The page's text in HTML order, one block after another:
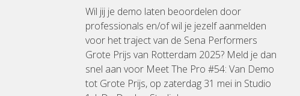
Wil jij je demo laten beoordelen door
professionals en/of wil je jezelf aanmelden
voor het traject van de Sena Performers
Grote Prijs van Rotterdam 2025? Meld je dan
snel aan voor Meet The Pro #54: Van Demo
tot Grote Prijs, op zaterdag 31 mei in Studio